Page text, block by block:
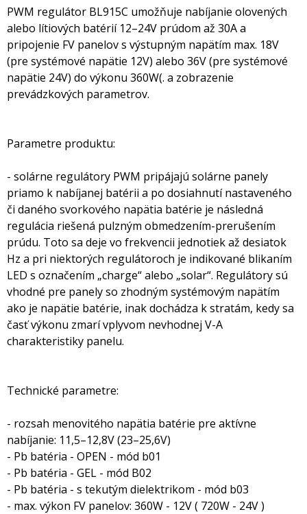
PWM regulátor BL915C umožňuje nabíjanie olovených
alebo lítiových batérií 12–24V prúdom až 30A a
pripojenie FV panelov s výstupným napätím max. 18V
(pre systémové napätie 12V) alebo 36V (pre systémové
napätie 24V) do výkonu 360W(. a zobrazenie
prevádzkových parametrov.
Parametre produktu:
- solárne regulátory PWM pripájajú solárne panely
priamo k nabíjanej batérii a po dosiahnutí nastaveného
či daného svorkového napätia batérie je následná
regulácia riešená pulzným obmedzením-prerušením
prúdu. Toto sa deje vo frekvencii jednotiek až desiatok
Hz a pri niektorých regulátoroch je indikované blikaním
LED s označením „charge“ alebo „solar“. Regulátory sú
vhodné pre panely so zhodným systémovým napätím
ako je napätie batérie, inak dochádza k stratám, kedy sa
časť výkonu zmarí vplyvom nevhodnej V-A
charakteristiky panelu.
Technické parametre:
- rozsah menovitého napätia batérie pre aktívne
nabíjanie: 11,5–12,8V (23–25,6V)
- Pb batéria - OPEN - mód b01
- Pb batéria - GEL - mód B02
- Pb batéria - s tekutým dielektrikom - mód b03
- max. výkon FV panelov: 360W - 12V ( 720W - 24V )